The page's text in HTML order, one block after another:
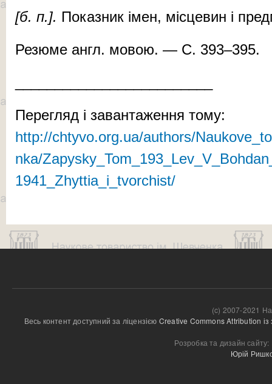
[б. п.]. По­казник імен, міс­це­вин і
Ре­зю­ме англ. мо­вою. — С. 393–395.
Перегляд і завантаження тому:
http://chtyvo.org.ua/authors/
nka/
1941_Zhyttia_i_tvorchist/
(c) 2007-2021
Весь контент доступний за ліцензією Creative Commons Attribution
Розробка та дизайн сайту:
Юрій